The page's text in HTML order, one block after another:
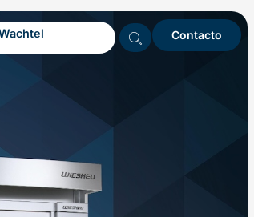
Contacto